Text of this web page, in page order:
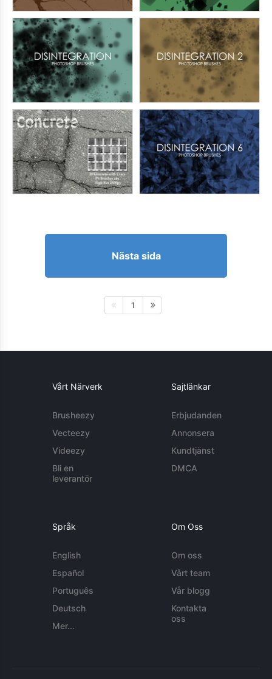
Nästa sida
1
Vårt Närverk
Brusheezy
Vecteezy
Videezy
Bli en
leverantör
Sajtlänkar
Erbjudanden
Annonsera
Kundtjänst
DMCA
Språk
English
Español
Português
Deutsch
Mer...
Om Oss
Om oss
Vårt team
Vår blogg
Kontakta
oss